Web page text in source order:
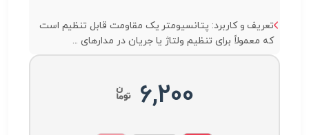
تعریف و کاربرد: پتانسیومتر یک مقاومت قابل تنظیم است
که معمولاً برای تنظیم ولتاژ یا جریان در مدارهای ...
6,200